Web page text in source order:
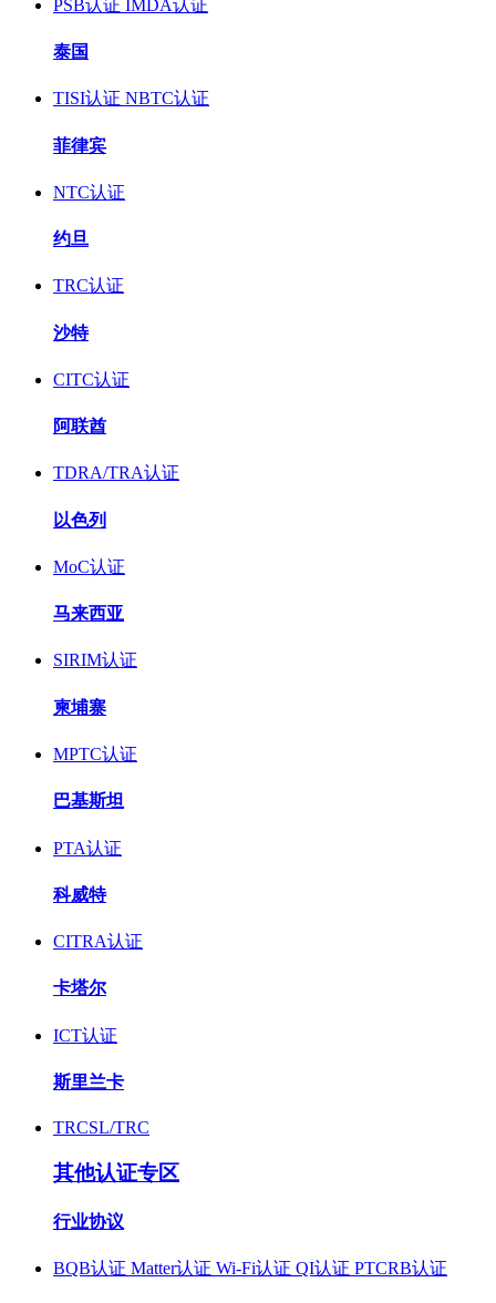
PSB认证 IMDA认证
泰国
TISI认证 NBTC认证
菲律宾
NTC认证
约旦
TRC认证
沙特
CITC认证
阿联酋
TDRA/TRA认证
以色列
MoC认证
马来西亚
SIRIM认证
柬埔寨
MPTC认证
巴基斯坦
PTA认证
科威特
CITRA认证
卡塔尔
ICT认证
斯里兰卡
TRCSL/TRC
其他认证专区
行业协议
BQB认证 Matter认证 Wi-Fi认证 QI认证 PTCRB认证